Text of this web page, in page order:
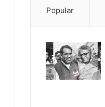
Popular